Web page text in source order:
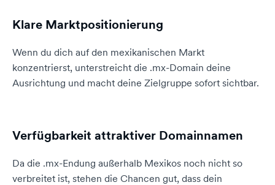
Klare Marktpositionierung
Wenn du dich auf den mexikanischen Markt
konzentrierst, unterstreicht die .mx-Domain deine
Ausrichtung und macht deine Zielgruppe sofort sichtbar.
Verfügbarkeit attraktiver Domainnamen
Da die .mx-Endung außerhalb Mexikos noch nicht so
verbreitet ist, stehen die Chancen gut, dass dein